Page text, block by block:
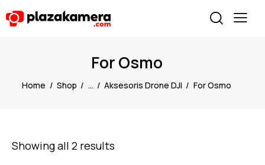
For Osmo
Home Shop ... Aksesoris Drone DJI For Osmo
Showing all 2 results